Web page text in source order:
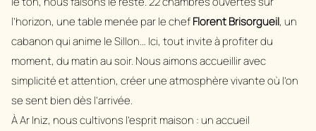
l’horizon, une table menée par le chefFlorent Brisorgueil, un
cabanon qui anime le Sillon… Ici, tout invite à profiter du
moment, du matin au soir. Nous aimons accueillir avec
simplicité et attention, créer une atmosphère vivante où l’on
se sent bien dès l’arrivée.
À Ar Iniz, nous cultivons l’esprit maison : un accueil